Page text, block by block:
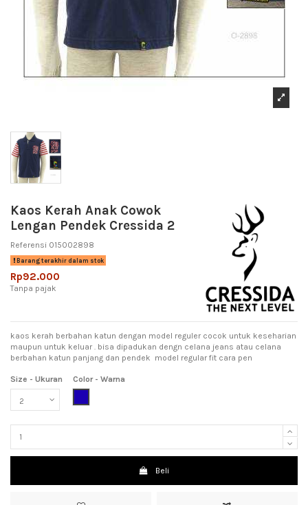
Kaos Kerah Anak Cowok
Lengan Pendek Cressida 2
Referensi 015002898
Barang terakhir dalam stok
Rp92.000
Tanpa pajak
kaos kerah berbahan katun dengan model reguler cocok untuk keseharian
maupun untuk keluar . bisa dipadukan dengn celana jeans atau celana
berbahan katun panjang dan pendek model regular fit cara pen
Size - Ukuran
Color - Warna
Beli